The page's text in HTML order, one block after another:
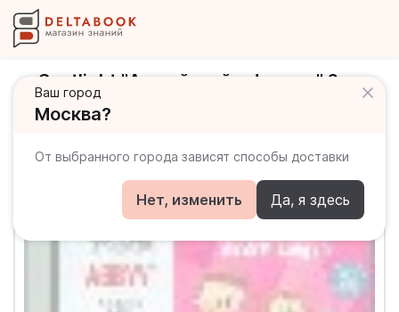
Ваш город
Москва?
От выбранного города зависят способы доставки
Нет, изменить Да, я здесь
Spotlight "Английский в фокусе" 2
класс CD-Rom / Электронное